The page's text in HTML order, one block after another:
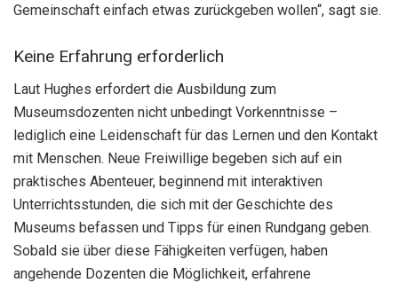
Gemeinschaft einfach etwas zurückgeben wollen“, sagt sie.
Keine Erfahrung erforderlich
Laut Hughes erfordert die Ausbildung zum
Museumsdozenten nicht unbedingt Vorkenntnisse –
lediglich eine Leidenschaft für das Lernen und den Kontakt
mit Menschen. Neue Freiwillige begeben sich auf ein
praktisches Abenteuer, beginnend mit interaktiven
Unterrichtsstunden, die sich mit der Geschichte des
Museums befassen und Tipps für einen Rundgang geben.
Sobald sie über diese Fähigkeiten verfügen, haben
angehende Dozenten die Möglichkeit, erfahrene